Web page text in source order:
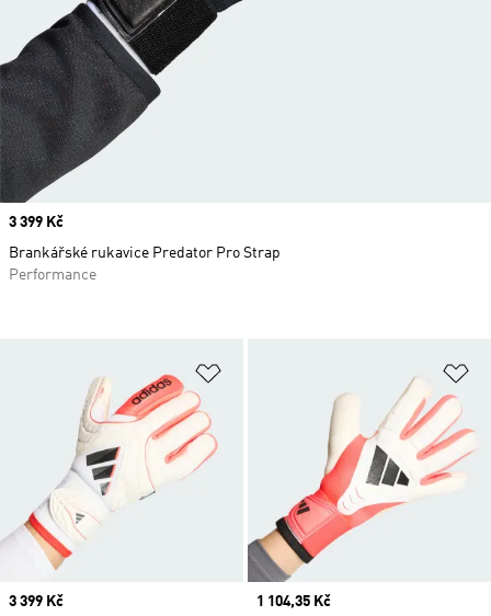
Price
3 399 Kč
Current price
1 104,35 Kč
Price
3 399 Kč
Brankářské rukavice Predator Pro Strap
Performance